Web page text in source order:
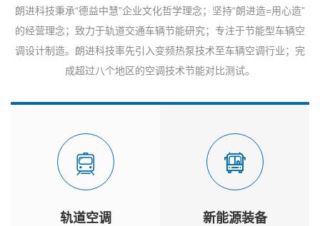
朗进科技秉承“德益中慧”企业文化哲学理念；坚持“朗进造=用心造”
的经营理念；致力于轨道交通车辆节能研究；专注于节能型车辆空
调设计制造。朗进科技率先引入变频热泵技术至车辆空调行业；完
成超过八个地区的空调技术节能对比测试。
轨道空调 新能源装备